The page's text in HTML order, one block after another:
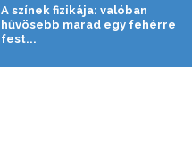
A színek fizikája: valóban
hűvösebb marad egy fehérre
fest...